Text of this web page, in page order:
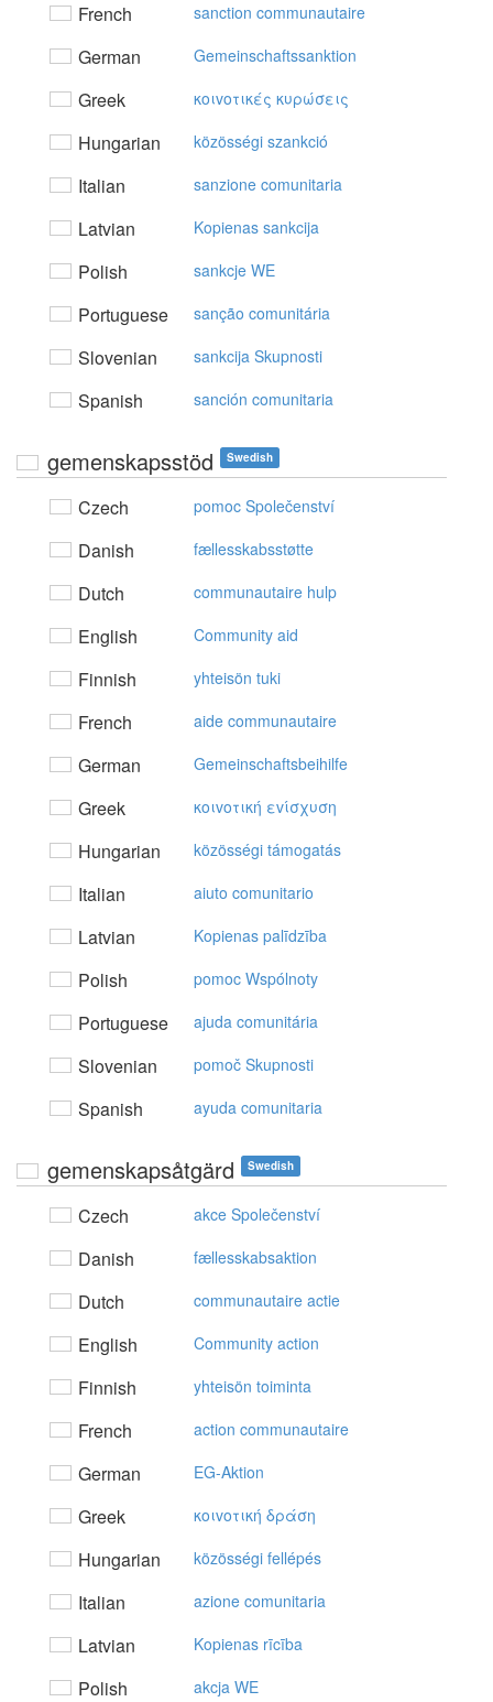
French sanction communautaire
German Gemeinschaftssanktion
Greek κoιvoτικές κυρώσεις
Hungarian közösségi szankció
Italian sanzione comunitaria
Latvian Kopienas sankcija
Polish sankcje WE
Portuguese sanção comunitária
Slovenian sankcija Skupnosti
Spanish sanción comunitaria
gemenskapsstöd Swedish
Czech pomoc Společenství
Danish fællesskabsstøtte
Dutch communautaire hulp
English Community aid
Finnish yhteisön tuki
French aide communautaire
German Gemeinschaftsbeihilfe
Greek κoιvoτική εvίσχυση
Hungarian közösségi támogatás
Italian aiuto comunitario
Latvian Kopienas palīdzība
Polish pomoc Wspólnoty
Portuguese ajuda comunitária
Slovenian pomoč Skupnosti
Spanish ayuda comunitaria
gemenskapsåtgärd Swedish
Czech akce Společenství
Danish fællesskabsaktion
Dutch communautaire actie
English Community action
Finnish yhteisön toiminta
French action communautaire
German EG-Aktion
Greek κoιvoτική δράση
Hungarian közösségi fellépés
Italian azione comunitaria
Latvian Kopienas rīcība
Polish akcja WE